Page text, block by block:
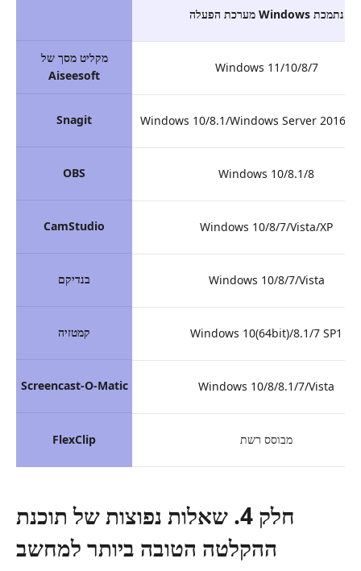
מקליט מסך של
Aiseesoft
Snagit
OBS
CamStudio
בנדיקם
קמטזיה
Screencast-O-Matic
FlexClip
מערכת הפעלה Windows נתמכת
Windows 11/10/8/7
Windows 10/8.1/Windows Server 2016/
Windows 10/8.1/8
Windows 10/8/7/Vista/XP
Windows 10/8/7/Vista
Windows 10(64bit)/8.1/7 SP1
Windows 10/8/8.1/7/Vista
מבוסס רשת
חלק 4. שאלות נפוצות של תוכנת
ההקלטה הטובה ביותר למחשב